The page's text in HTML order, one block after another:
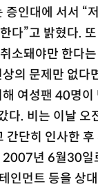
증인대에 서서 “
다”고 밝혔다.
소돼야만 한다
의 문제만 없다
여성팬 40명
다. 비는 이날 오
간단히 인사한
2007년 6월30일
인먼트 등을 상